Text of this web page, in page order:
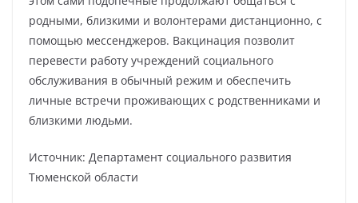
родными, близкими и волонтерами дистанционно, с
помощью мессенджеров. Вакцинация позволит
перевести работу учреждений социального
обслуживания в обычный режим и обеспечить
личные встречи проживающих с родственниками и
близкими людьми.
Источник: Департамент социального развития
Тюменской области